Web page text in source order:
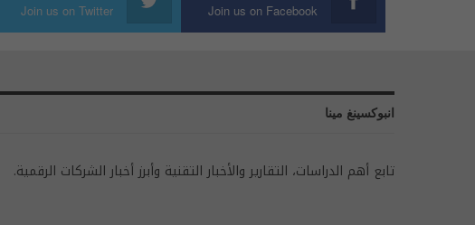
Join us on Facebook
Join us on Twitter
انبوكسينغ مينا
تابع أهم الدراسات، التقارير والأخبار التقنية وأبرز أخبار الشركات الرقمية.